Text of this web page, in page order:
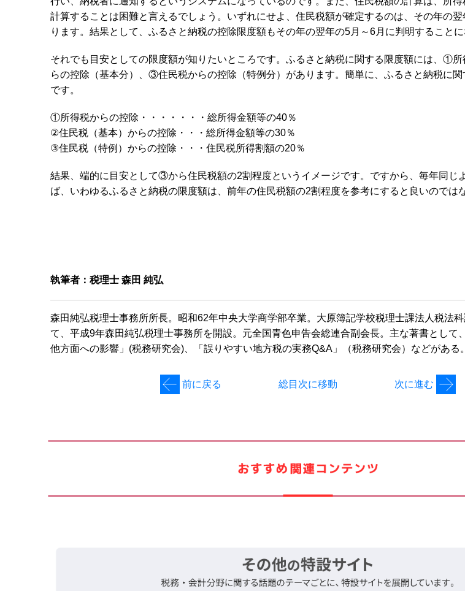
計算することは困難と言えるでしょう。いずれにせよ、住民税額が確定するのは、その年の
ります。結果として、ふるさと納税の控除限度額もその年の翌年の5月～6月に判明することに
それでも目安としての限度額が知りたいところです。ふるさと納税に関する限度額には、①
らの控除（基本分）、③住民税からの控除（特例分）があります。簡単に、ふるさと納税に関
です。
①所得税からの控除・・・・・・・総所得金額等の40％
②住民税（基本）からの控除・・・総所得金額等の30％
③住民税（特例）からの控除・・・住民税所得割額の20％
結果、端的に目安として③から住民税額の2割程度というイメージです。ですから、毎年同じ
ば、いわゆるふるさと納税の限度額は、前年の住民税額の2割程度を参考にすると良いのでは
執筆者：税理士 森田 純弘
森田純弘税理士事務所所長。昭和62年中央大学商学部卒業。大原簿記学校税理士課法人税法
て、平成9年森田純弘税理士事務所を開設。元全国青色申告会総連合副会長。主な著書として
他方面への影響」(税務研究会)、「誤りやすい地方税の実務Q&A」（税務研究会）などがある。
前に戻る 総目次に移動 次に進む